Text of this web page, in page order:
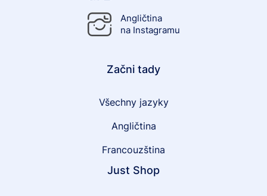
Angličtina
na Instagramu
Začni tady
Všechny jazyky
Angličtina
Francouzština
Just Shop